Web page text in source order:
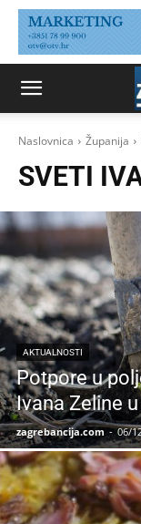
Naslovnica Županija
SVETI
AKTUALNOSTI
Potpore u
Ivana Zeline
zagrebancija.com - 06/